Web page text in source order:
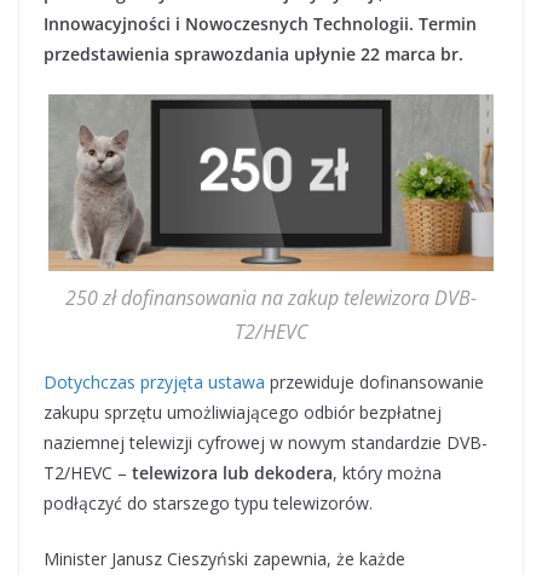
Innowacyjności i Nowoczesnych Technologii. Termin
przedstawienia sprawozdania upłynie 22 marca br.
250 zł dofinansowania na zakup telewizora DVB-
T2/HEVC
Dotychczas przyjęta ustawa przewiduje dofinansowanie
zakupu sprzętu umożliwiającego odbiór bezpłatnej
naziemnej telewizji cyfrowej w nowym standardzie DVB-
T2/HEVC – telewizora lub dekodera, który można
podłączyć do starszego typu telewizorów.
Minister Janusz Cieszyński zapewnia, że każde